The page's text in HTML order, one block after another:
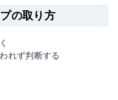
の取り方
れず判断する